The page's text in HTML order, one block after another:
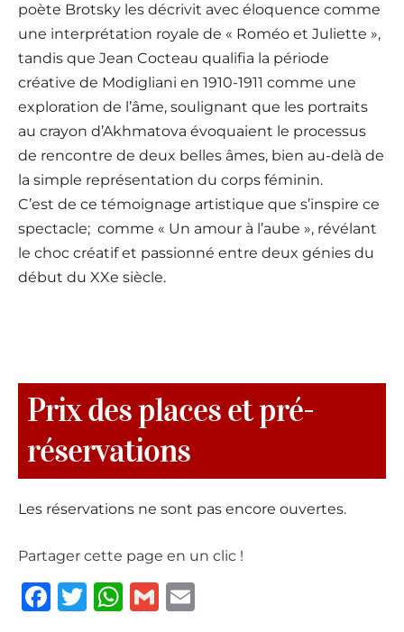
poète Brotsky les décrivit avec éloquence comme
une interprétation royale de « Roméo et Juliette »,
tandis que Jean Cocteau qualifia la période
créative de Modigliani en 1910-1911 comme une
exploration de l’âme, soulignant que les portraits
au crayon d’Akhmatova évoquaient le processus
de rencontre de deux belles âmes, bien au-delà de
la simple représentation du corps féminin.
C’est de ce témoignage artistique que s’inspire ce
spectacle; comme « Un amour à l’aube », révélant
le choc créatif et passionné entre deux génies du
début du XXe siècle.
Prix des places et pré-
réservations
Les réservations ne sont pas encore ouvertes.
Partager cette page en un clic !
F
T
W G